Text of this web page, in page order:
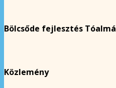
Bölcsőde fejlesztés
Közlemény